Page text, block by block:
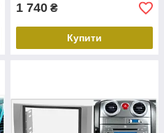
1 740 ₴
Купити